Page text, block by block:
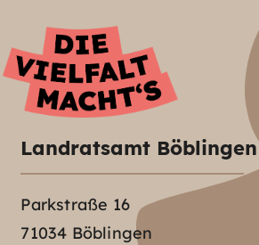
Landratsamt Böblingen
Parkstraße 16
71034 Böblingen